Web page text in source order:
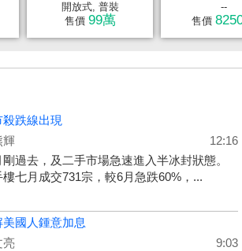
開放式, 普裝
售價 99萬
--
售價
殺跌線出現
輝
12:16
剛過去，及二手市場急速進入半冰封狀態。
樓七月成交731宗，較6月急跌60%，...
美國人鍾意加息
亮
9:03